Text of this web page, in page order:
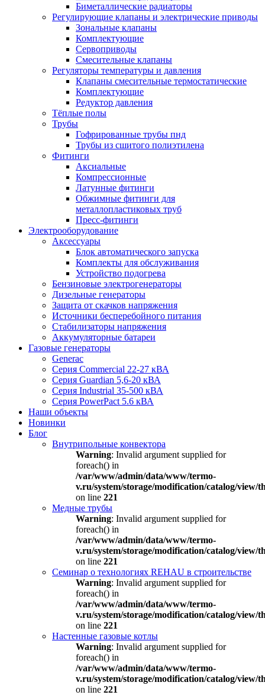
Биметаллические радиаторы
Регулирующие клапаны и электрические приводы
Зональные клапаны
Комплектующие
Сервоприводы
Смесительные клапаны
Регуляторы температуры и давления
Клапаны смесительные термостатические
Комплектующие
Редуктор давления
Тёплые полы
Трубы
Гофрированные трубы пнд
Трубы из сшитого полиэтилена
Фитинги
Аксиальные
Компрессионные
Латунные фитинги
Обжимные фитинги для
металлопластиковых труб
Пресс-фитинги
Электрооборудование
Аксессуары
Блок автоматического запуска
Комплекты для обслуживания
Устройство подогрева
Бензиновые электрогенераторы
Дизельные генераторы
Защита от скачков напряжения
Источники бесперебойного питания
Стабилизаторы напряжения
Аккумуляторные батареи
Газовые генераторы
Generac
Серия Commercial 22-27 кВА
Серия Guardian 5,6-20 кВА
Серия Industrial 35-500 кВА
Серия PowerPact 5.6 кВА
Наши объекты
Новинки
Блог
Внутрипольные конвектора
Warning: Invalid argument supplied for
foreach() in
/var/www/admin/data/www/termo-
v.ru/system/storage/modification/catalog/view/
on line 221
Медные трубы
Warning: Invalid argument supplied for
foreach() in
/var/www/admin/data/www/termo-
v.ru/system/storage/modification/catalog/view/
on line 221
Семинар о технологиях REHAU в строительстве
Warning: Invalid argument supplied for
foreach() in
/var/www/admin/data/www/termo-
v.ru/system/storage/modification/catalog/view/
on line 221
Настенные газовые котлы
Warning: Invalid argument supplied for
foreach() in
/var/www/admin/data/www/termo-
v.ru/system/storage/modification/catalog/view/
on line 221